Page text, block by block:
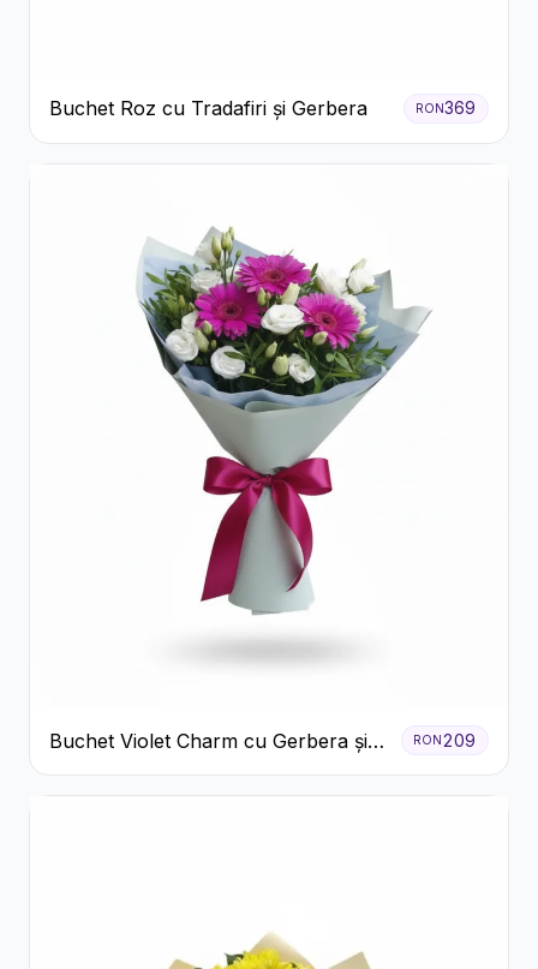
Buchet Roz cu Tradafiri și Gerbera RON369
Buchet Violet Charm cu Gerbera și
Lisianthus Alb
RON 209